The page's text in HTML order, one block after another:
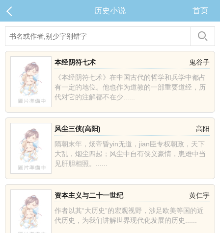
历史小说 首页
鬼谷子
本经阴符七术
《本经阴符七术》在中国古代的哲学和兵学中都占
有一定的地位。他也作为道教的一部重要道经，历
代对它的注解都不在少......
高阳
风尘三侠(高阳)
隋朝末年，炀帝昏yin无道，jian臣专权朝政，天下
大乱，烟尘四起；风尘中自有侠义豪情，患难中当
见肝胆相照。......
黄仁宇
资本主义与二十一世纪
作者以其“大历史”的宏观视野，涉足欧美等国的近
代历史，为我们讲解世界现代化发展的历史......